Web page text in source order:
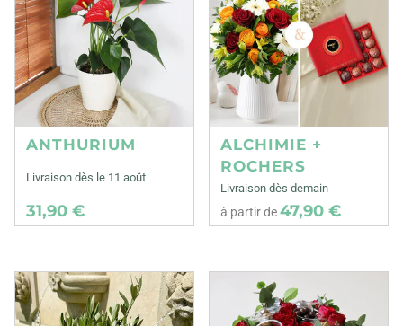
ANTHURIUM
Livraison dès le 11 août
31,90 €
ALCHIMIE +
ROCHERS
Livraison dès demain
à partir de47,90 €